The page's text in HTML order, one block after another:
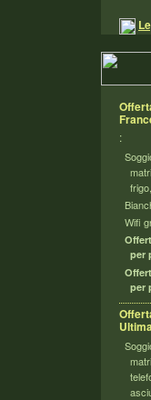
:
Wifi
per
per